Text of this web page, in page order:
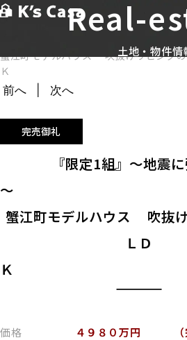
Real-
土地・物件情
土地・物件情報>
『限定1組』
蟹江町モデルハウス 吹抜けリビング
前へ 次へ
完売御礼
『限定1組』～地震
蟹江町モデルハウス 吹抜
ＬＤ
価格 ４９８０万円 （完